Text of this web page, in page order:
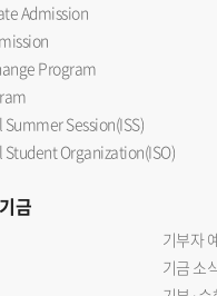
Admission
Program
Session(ISS)
Organization(ISO)
금
기부자
기금 소